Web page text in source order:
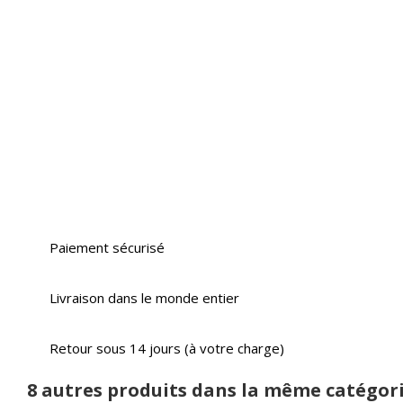
Paiement sécurisé
Livraison dans le monde entier
Retour sous 14 jours (à votre charge)
8 autres produits dans la même